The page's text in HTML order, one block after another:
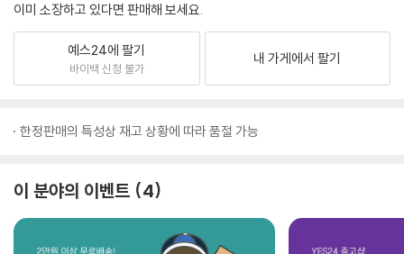
이미 소장하고 있다면 판매해 보세요.
예스24에 팔기
바이백 신청 불가
내 가게에서 팔기
한정판매의 특성상 재고 상황에 따라 품절 가능
이 분야의 이벤트 4